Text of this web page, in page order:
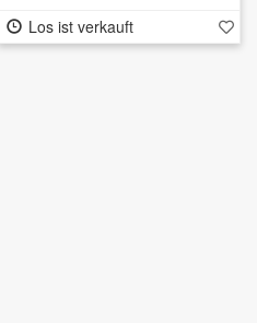
Los ist verkauft